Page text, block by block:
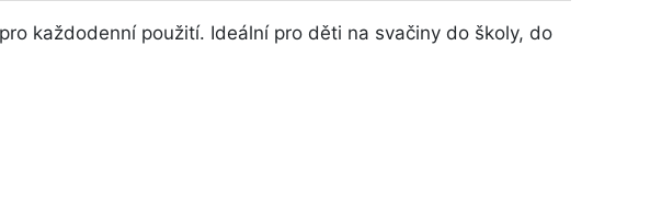
každodenní použití. Ideální pro děti na svačiny do školy, do